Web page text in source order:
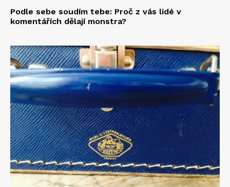
Podle sebe soudím tebe: Proč z vás lidé v
komentářích dělají monstra?